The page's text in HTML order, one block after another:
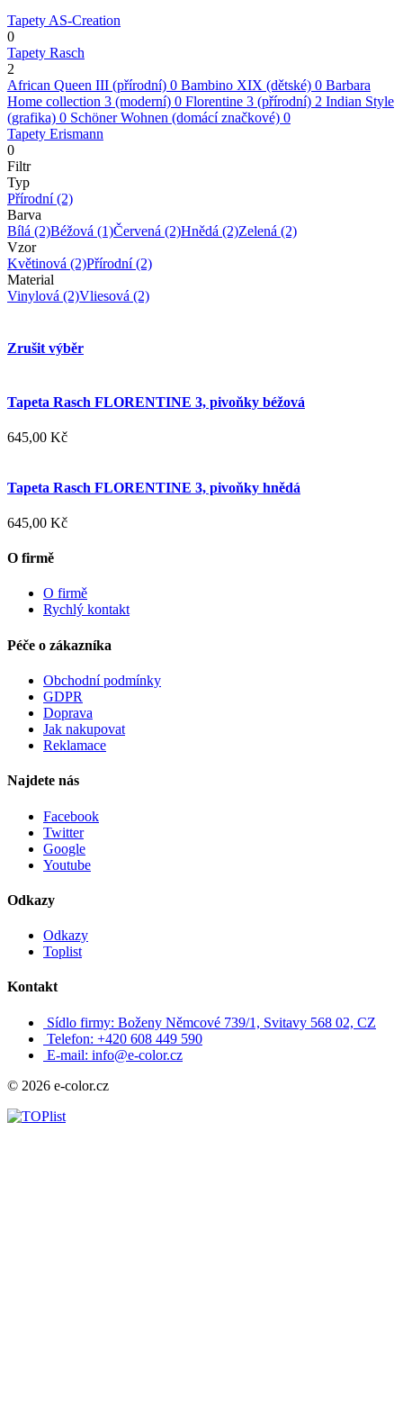
Tapety AS-Creation
0
Tapety Rasch
2
African Queen III (přírodní) 0 Bambino XIX (dětské) 0 Barbara
Home collection 3 (moderní) 0 Florentine 3 (přírodní) 2 Indian Style
(grafika) 0 Schöner Wohnen (domácí značkové) 0
Tapety Erismann
0
Filtr
Typ
Přírodní(2)
Barva
Bílá (2)Béžová (1)Červená (2)Hnědá (2)Zelená (2)
Vzor
Květinová (2)Přírodní(2)
Material
Vinylová (2)Vliesová (2)
Zrušit výběr
Tapeta Rasch FLORENTINE 3, pivoňky béžová
645,00 Kč
Tapeta Rasch FLORENTINE 3, pivoňky hnědá
645,00 Kč
O firmě
O firmě
Rychlý kontakt
Péče o zákazníka
Obchodní podmínky
GDPR
Doprava
Jak nakupovat
Reklamace
Najdete nás
Facebook
Twitter
Google
Youtube
Odkazy
Odkazy
Toplist
Kontakt
Sídlo firmy: Boženy Němcové 739/1, Svitavy 568 02, CZ
Telefon: +420 608 449 590
E-mail: info@e-color.cz
© 2026 e-color.cz